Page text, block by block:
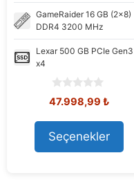
GameRaider 16 GB (2x8)
DDR4 3200 MHz
Lexar 500 GB PCIe Gen3
x4
0
o
u
t
o
f
Orijinal
58.450,11 ₺.
47.998,99 ₺Şu
Seçenekler